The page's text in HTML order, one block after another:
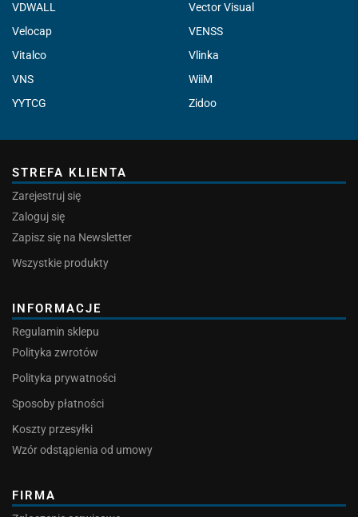
VDWALL
Vector Visual
Velocap
VENSS
Vitalco
Vlinka
VNS
WiiM
YYTCG
Zidoo
STREFA KLIENTA
Zarejestruj się
Zaloguj się
Zapisz się na Newsletter
Wszystkie produkty
INFORMACJE
Regulamin sklepu
Polityka zwrotów
Polityka prywatności
Sposoby płatności
Koszty przesyłki
Wzór odstąpienia od umowy
FIRMA